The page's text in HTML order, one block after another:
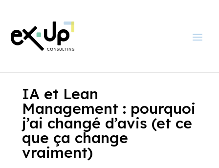
IA et Lean
Management : pourquoi
j’ai changé d’avis (et ce
que ça change
vraiment)